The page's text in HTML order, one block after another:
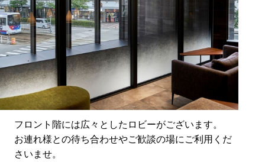
フロント階には広々としたロビーがございます。
お連れ様との待ち合わせやご歓談の場にご利用くだ
さいませ。